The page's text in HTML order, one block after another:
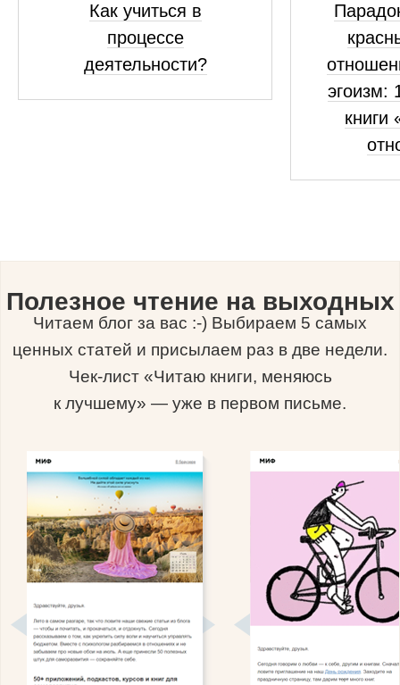
Как учиться в
процессе
деятельности?
эгоизм:
книги
Полезное чтение на выходных
Читаем блог за вас :-) Выбираем 5 самых
ценных статей и присылаем раз в две недели.
Чек-лист «Читаю книги, меняюсь
к лучшему» — уже в первом письме.